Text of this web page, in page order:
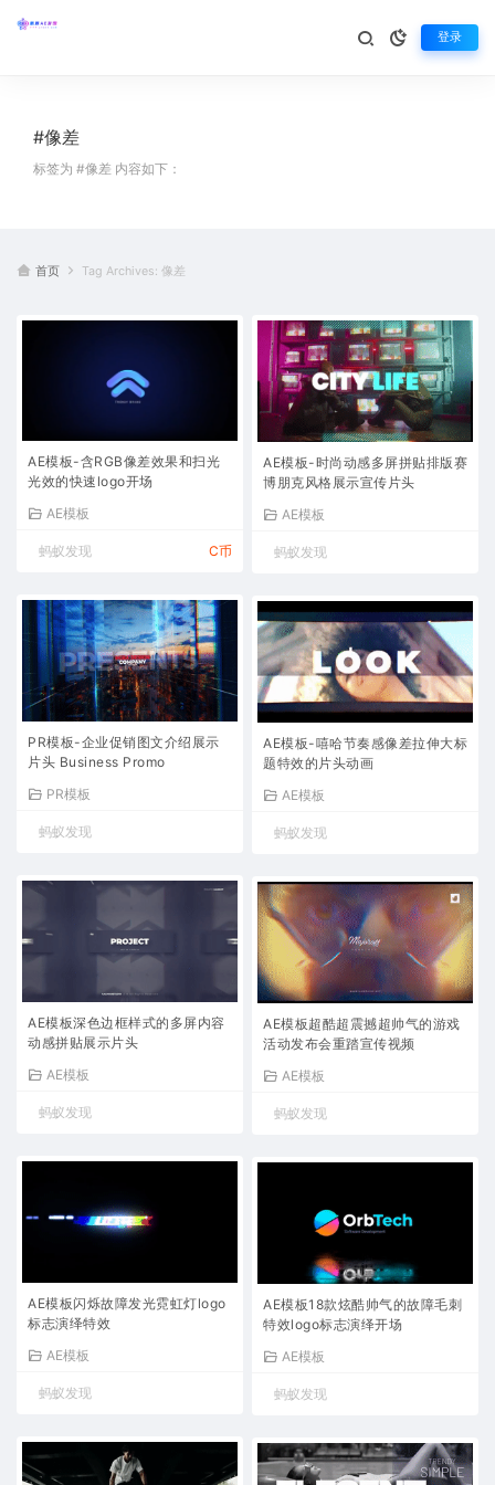
登录
#像差
标签为 #像差 内容如下：
首页 Tag Archives: 像差
AE模板-含RGB像差效果和扫光
光效的快速logo开场
AE模板
蚂蚁发现 C币
AE模板-时尚动感多屏拼贴排版赛
博朋克风格展示宣传片头
AE模板
蚂蚁发现
PR模板-企业促销图文介绍展示
片头 Business Promo
PR模板
蚂蚁发现
AE模板-嘻哈节奏感像差拉伸大标
题特效的片头动画
AE模板
蚂蚁发现
AE模板深色边框样式的多屏内容
动感拼贴展示片头
AE模板
蚂蚁发现
AE模板超酷超震撼超帅气的游戏
活动发布会重踏宣传视频
AE模板
蚂蚁发现
AE模板闪烁故障发光霓虹灯logo
标志演绎特效
AE模板
蚂蚁发现
AE模板18款炫酷帅气的故障毛刺
特效logo标志演绎开场
AE模板
蚂蚁发现